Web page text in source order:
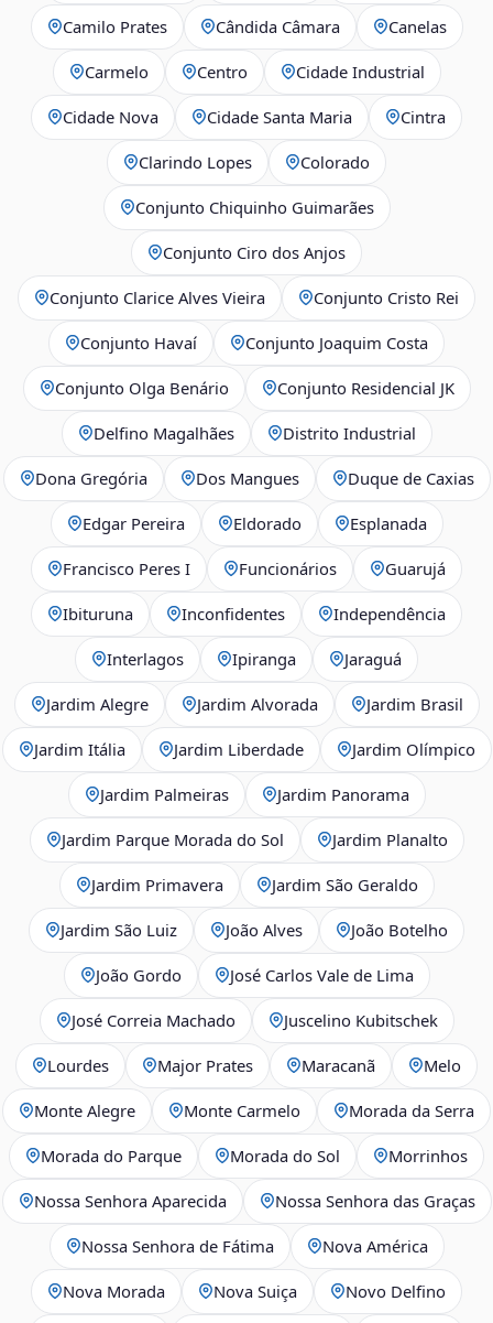
Camilo Prates Cândida Câmara Canelas
Carmelo Centro Cidade Industrial
Cidade Nova Cidade Santa Maria Cintra
Clarindo Lopes Colorado
Conjunto Chiquinho Guimarães
Conjunto Ciro dos Anjos
Conjunto Clarice Alves Vieira Conjunto Cristo Rei
Conjunto Havaí Conjunto Joaquim Costa
Conjunto Olga Benário Conjunto Residencial JK
Delfino Magalhães Distrito Industrial
Dona Gregória Dos Mangues Duque de Caxias
Edgar Pereira Eldorado Esplanada
Francisco Peres I Funcionários Guarujá
Ibituruna Inconfidentes Independência
Interlagos Ipiranga Jaraguá
Jardim Alegre Jardim Alvorada Jardim Brasil
Jardim Itália Jardim Liberdade Jardim Olímpico
Jardim Palmeiras Jardim Panorama
Jardim Parque Morada do Sol Jardim Planalto
Jardim Primavera Jardim São Geraldo
Jardim São Luiz João Alves João Botelho
João Gordo José Carlos Vale de Lima
José Correia Machado Juscelino Kubitschek
Lourdes Major Prates Maracanã Melo
Monte Alegre Monte Carmelo Morada da Serra
Morada do Parque Morada do Sol Morrinhos
Nossa Senhora Aparecida Nossa Senhora das Graças
Nossa Senhora de Fátima Nova América
Nova Morada Nova Suiça Novo Delfino